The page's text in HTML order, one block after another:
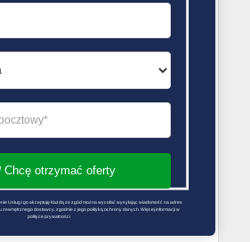
OFERT GAZU
Chcę otrzymać oferty
Usług i go akceptuję Każdą ze zgód można wycofać wysyłając wiadomość na adres
zewnętrznego dostawcy, zgodnie z jego polityką ochrony danych. Więcej informacji w
polityce prywatności